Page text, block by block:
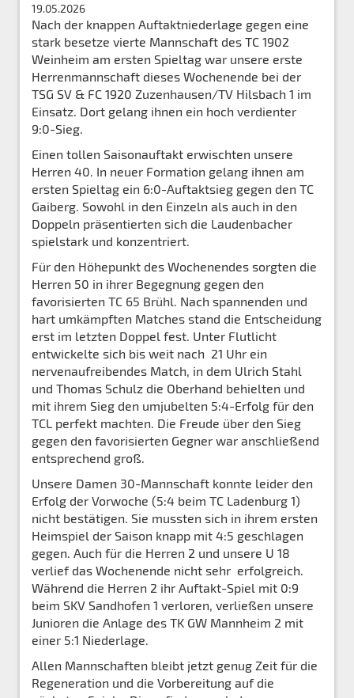
19.05.2026
Nach der knappen Auftaktniederlage gegen eine
stark besetze vierte Mannschaft des TC 1902
Weinheim am ersten Spieltag war unsere erste
Herrenmannschaft dieses Wochenende bei der
TSG SV & FC 1920 Zuzenhausen/TV Hilsbach 1 im
Einsatz. Dort gelang ihnen ein hoch verdienter
9:0-Sieg.
Einen tollen Saisonauftakt erwischten unsere
Herren 40. In neuer Formation gelang ihnen am
ersten Spieltag ein 6:0-Auftaktsieg gegen den TC
Gaiberg. Sowohl in den Einzeln als auch in den
Doppeln präsentierten sich die Laudenbacher
spielstark und konzentriert.
Für den Höhepunkt des Wochenendes sorgten die
Herren 50 in ihrer Begegnung gegen den
favorisierten TC 65 Brühl. Nach spannenden und
hart umkämpften Matches stand die Entscheidung
erst im letzten Doppel fest. Unter Flutlicht
entwickelte sich bis weit nach 21 Uhr ein
nervenaufreibendes Match, in dem Ulrich Stahl
und Thomas Schulz die Oberhand behielten und
mit ihrem Sieg den umjubelten 5:4-Erfolg für den
TCL perfekt machten. Die Freude über den Sieg
gegen den favorisierten Gegner war anschließend
entsprechend groß.
Unsere Damen 30-Mannschaft konnte leider den
Erfolg der Vorwoche (5:4 beim TC Ladenburg 1)
nicht bestätigen. Sie mussten sich in ihrem ersten
Heimspiel der Saison knapp mit 4:5 geschlagen
gegen. Auch für die Herren 2 und unsere U 18
verlief das Wochenende nicht sehr erfolgreich.
Während die Herren 2 ihr Auftakt-Spiel mit 0:9
beim SKV Sandhofen 1 verloren, verließen unsere
Junioren die Anlage des TK GW Mannheim 2 mit
einer 5:1 Niederlage.
Allen Mannschaften bleibt jetzt genug Zeit für die
Regeneration und die Vorbereitung auf die